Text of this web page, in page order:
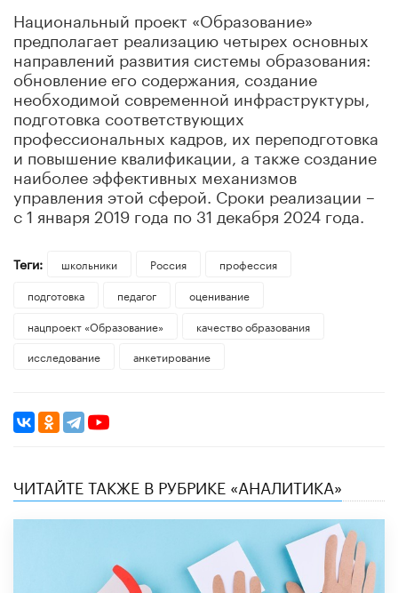
Национальный проект «Образование»
предполагает реализацию четырех основных
направлений развития системы образования:
обновление его содержания, создание
необходимой современной инфраструктуры,
подготовка соответствующих
профессиональных кадров, их переподготовка
и повышение квалификации, а также создание
наиболее эффективных механизмов
управления этой сферой. Сроки реализации –
с 1 января 2019 года по 31 декабря 2024 года.
Теги: школьники Россия
профессия
подготовка
педагог
оценивание
нацпроект «Образование»
качество образования
исследование
анкетирование
ЧИТАЙТЕ ТАКЖЕ В РУБРИКЕ «АНАЛИТИКА»